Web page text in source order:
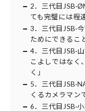
2．三代目
ても完璧には程
3．三代目JSB·
ためにできるこ
4．三代目JSB·
こよしではなく
く」
5．三代目
くるカメラマン
6．三代目JSB·